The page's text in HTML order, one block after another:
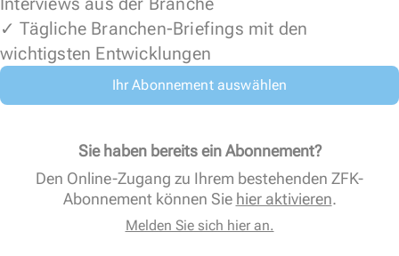
✓ Tägliche Branchen-Briefings mit den
wichtigsten Entwicklungen
Ihr Abonnement auswählen
Sie haben bereits ein Abonnement?
Den Online-Zugang zu Ihrem bestehenden ZFK-
Abonnement können Sie hier aktivieren.
Melden Sie sich hier an.